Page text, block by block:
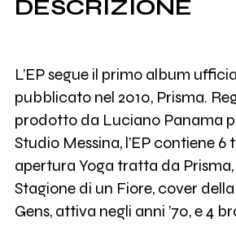
DESCRIZIONE
L’EP segue il primo album
pubblicato nel 2010, Prisma.
prodotto da Luciano Panama
Studio Messina, l’EP contiene 6
apertura Yoga tratta da Prisma,
Stagione di un Fiore, cover
Gens, attiva negli anni ’70, e 4